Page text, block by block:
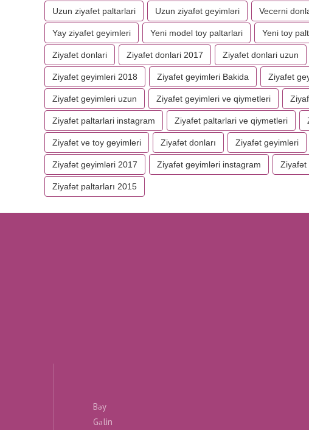
Uzun ziyafet paltarlari Uzun ziyafət geyimləri Vecerni
Yay ziyafet geyimleri Yeni model toy paltarlari Yeni toy
Ziyafet donlari Ziyafet donlari 2017 Ziyafet donlari uzun
Ziyafet geyimleri 2018 Ziyafet geyimleri Bakida Ziyafet
Ziyafet geyimleri uzun Ziyafet geyimleri ve qiymetleri
Ziyafet paltarlari instagram Ziyafet paltarlari ve qiymetleri
Ziyafet ve toy geyimleri Ziyafət donları Ziyafət geyimleri
Ziyafət geyimləri 2017 Ziyafət geyimləri instagram Ziyafət
Ziyafət paltarları 2015
Bəy
Gəlin